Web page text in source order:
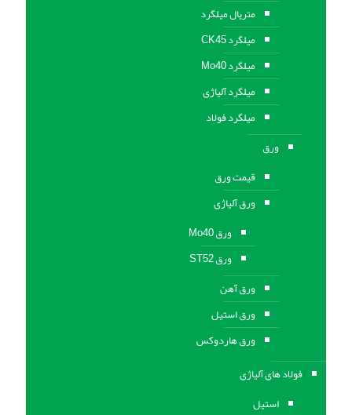
متریال میلگرد
میلگرد CK45
میلگرد Mo40
میلگرد آلیاژی
میلگرد فولاد
ورق
قیمت ورق
ورق آلیاژی
ورق Mo40
ورق ST52
ورق آهن
ورق استيل
ورق هاردوکس
فولاد های آلیاژی
استیل